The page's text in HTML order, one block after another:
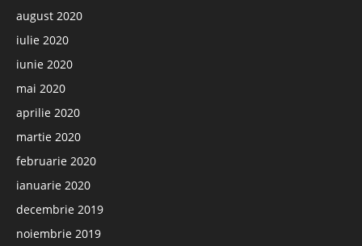
august 2020
iulie 2020
iunie 2020
mai 2020
aprilie 2020
martie 2020
februarie 2020
ianuarie 2020
decembrie 2019
noiembrie 2019